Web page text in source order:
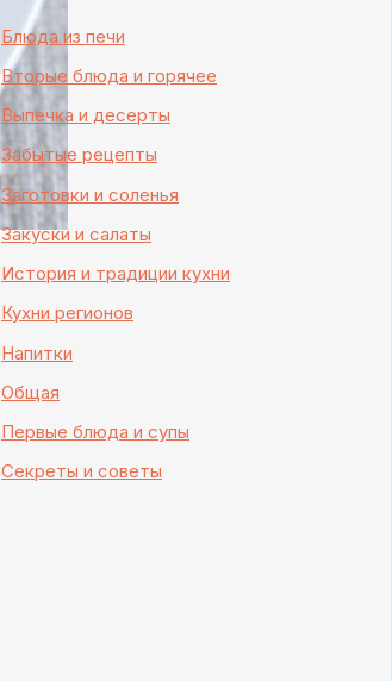
Блюда из печи
Вторые блюда и горячее
Выпечка и десерты
Забытые рецепты
Заготовки и соленья
Закуски и салаты
История и традиции кухни
Кухни регионов
Напитки
Общая
Первые блюда и супы
Секреты и советы